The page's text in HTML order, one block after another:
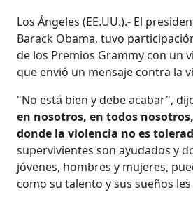
Los Ángeles (EE.UU.).- El
Barack Obama, tuvo
de los Premios Grammy con un
que envió un mensaje contra la
"No está bien y debe acabar",
en nosotros, en todos
donde la violencia no es
supervivientes son ayudados y
jóvenes, hombres y mujeres,
como su talento y sus sueños